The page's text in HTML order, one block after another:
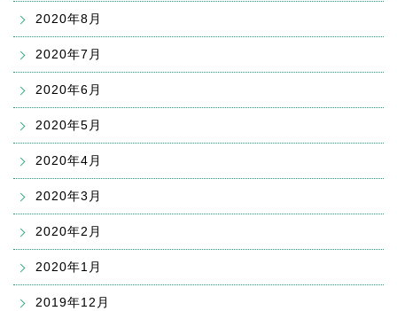
2020年8月
2020年7月
2020年6月
2020年5月
2020年4月
2020年3月
2020年2月
2020年1月
2019年12月